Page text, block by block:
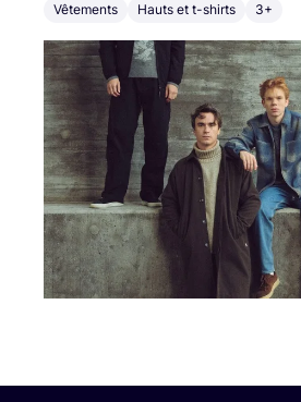
Vêtements Hauts et t-shirts 3+